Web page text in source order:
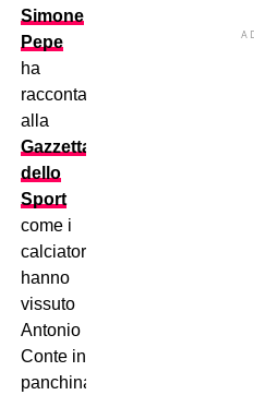
Simone
Pepe
ha
raccontato
alla
Gazzetta
dello
Sport
come i
calciatori
hanno
vissuto
Antonio
Conte in
panchina.